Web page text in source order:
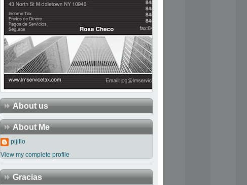
About us
About Me
pijillo
View my complete profile
Gracias